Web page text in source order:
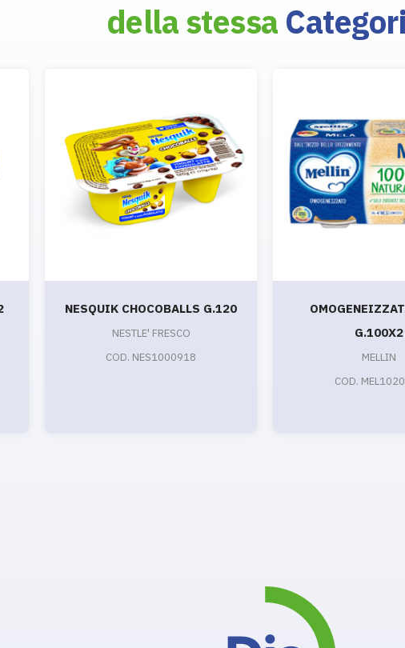
della stessa
NESQUIK CHOCOBALLS G.120
NESTLE' FRESCO
COD. NES1000918
G.100X2
MELLIN
COD.